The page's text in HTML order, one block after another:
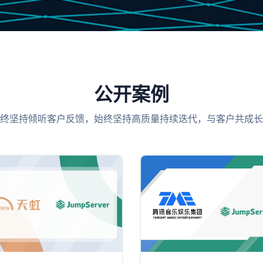
公开案例
坚持倾听客户反馈，始终坚持高质量持续迭代，与客户共成